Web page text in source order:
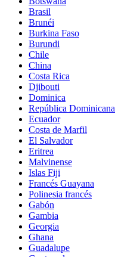
Brasil
Brunéi
Burkina Faso
Burundi
Chile
China
Costa Rica
Djibouti
Dominica
República Dominicana
Ecuador
Costa de Marfil
El Salvador
Eritrea
Malvinense
Islas Fiji
Francés Guayana
Polinesia francés
Gabón
Gambia
Georgia
Ghana
Guadalupe